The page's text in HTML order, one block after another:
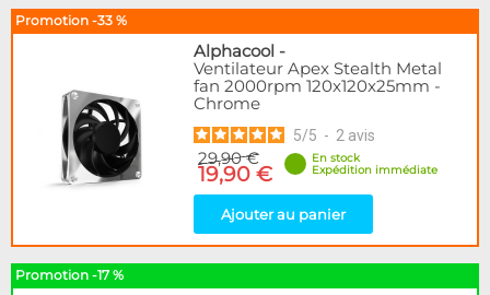
Promotion -33 %
Alphacool -
Ventilateur Apex Stealth Metal
fan 2000rpm 120x120x25mm -
Chrome
5/5 - 2 avis
29,90 €
19,90 €
En stock
Expédition immédiate
Ajouter au panier
Promotion -17 %